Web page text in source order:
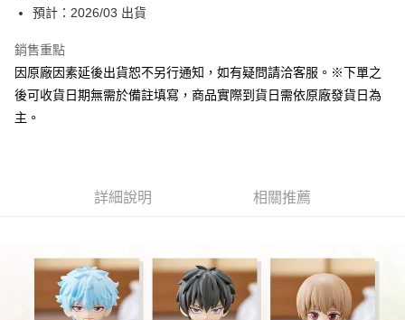
大哥付你分期
【大哥付你分期使用說明】
1.本服務由台灣大哥大提供，台灣大哥大用戶可立即使用無須另外申請。
流程，驗證手機門號後，選擇欲分期的期數、繳款截止日，確認付款後即完
成交易。
【繳款方式說明】
帳／街口支付／iPASS MONEY」等通路繳費。
【注意事項】
1.本服務係由「台灣大哥大股份有限公司」（以下簡稱本公司）所提供，讓
ATM付款
預購-付款後全家取貨(舊)
每筆NT$90，滿NT$3,000(含以上)免運費
預購-付款後7-11取貨(舊)
預計：2026/03 出貨
銷售重點
因原廠因素延後出貨恕不另行通知，如有疑問請洽客服。※下單之
後可收貨日期無需於備註填寫，商品實際到貨日需依原廠發貨日為
主。
詳細說明 相關推薦